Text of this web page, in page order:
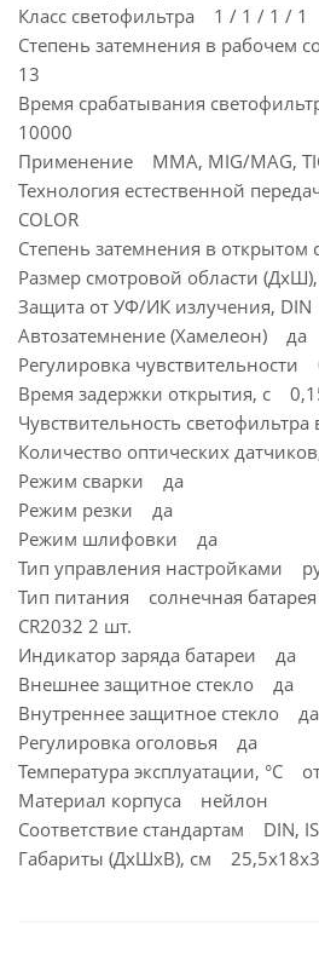
Класс светофильтра 1 / 1 / 1 / 1
Степень затемнения в рабочем
13
Время срабатывания
10000
Применение MMA, MIG/MAG,
Технология естественной
COLOR
Степень затемнения в
Размер смотровой области
Защита от УФ/ИК излучения,
Автозатемнение (Хамелеон) да
Регулировка чувствительности
Время задержки открытия, с
Чувствительность
Количество оптических
Режим сварки да
Режим резки да
Режим шлифовки да
Тип управления настройками
Тип питания солнечная
CR2032 2 шт.
Индикатор заряда батареи да
Внешнее защитное стекло да
Внутреннее защитное стекло да
Регулировка оголовья да
Температура эксплуатации, °С
Материал корпуса нейлон
Соответствие стандартам DIN,
Габариты (ДхШхВ), см